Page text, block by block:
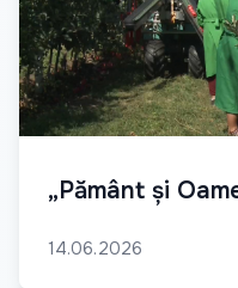
„Pământ și
14.06.2026